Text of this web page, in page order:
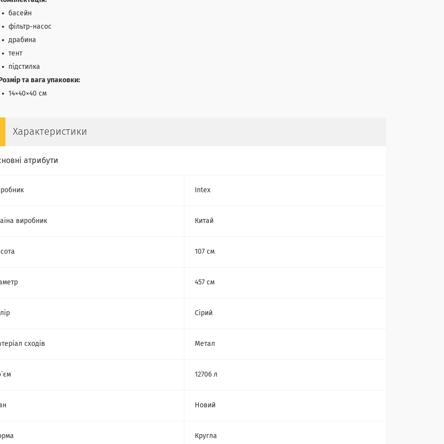
басейн
фільтр-насос
драбина
тент
підстилка
Розмір та вага упаковки:
14×40×40 см
Характеристики
атрибути
Intex
виробник Китай
107 см
457 см
Сірий
сходів Метал
12706 л
Новий
Кругла